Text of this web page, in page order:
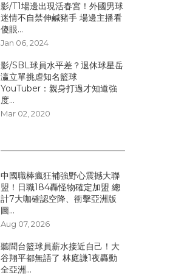
影/T1場邊出現活春宮！外國男球
迷情不自禁伸鹹豬手 場邊主播看
傻眼...
Jan 06, 2024
影/SBL球員水平差？退休球星岳
瀛立單挑虐知名籃球
YouTuber：親身打過才知道強
度...
Mar 02, 2020
中國職棒瘋狂補強野心震撼大聯
盟！日職184轟怪物確定加盟 總
計7大咖確認空降、衝擊亞洲版
圖...
Aug 07, 2026
聽聞台籃球員薪水接近自己！大
谷翔平都無語了 林庭謙1夜轟動
全亞洲...